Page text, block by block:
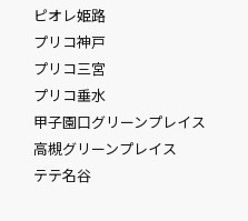
ピオレ姫路
プリコ神戸
プリコ三宮
プリコ垂水
甲子園口グリーンプレイス
高槻グリーンプレイス
テテ名谷